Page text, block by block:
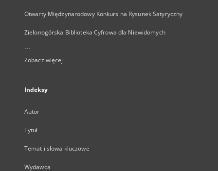
Otwarty Międzynarodowy Konkurs na Rysunek Satyryczny
Zielonogórska Biblioteka Cyfrowa dla Niewidomych
...
Zobacz więcej
Indeksy
Autor
Tytuł
Temat i słowa kluczowe
Wydawca